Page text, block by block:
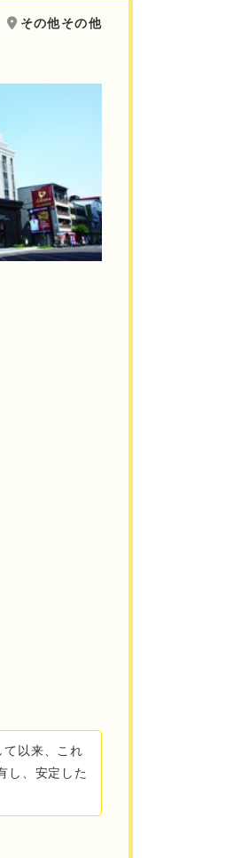
その他その他
以来、これ
し、安定した